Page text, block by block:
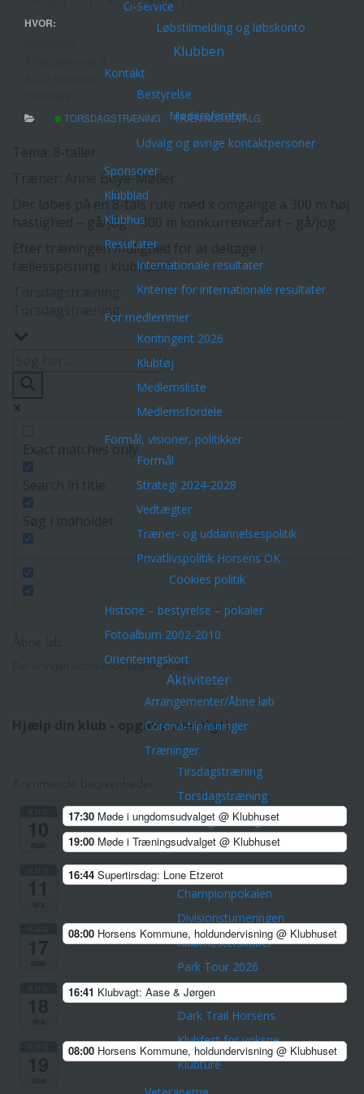
O-Service
Løbstilmelding og løbskonto
Klubben
Kontakt
Bestyrelse
Mødereferater
Udvalg og øvrige kontaktpersoner
Sponsorer
Klubblad
Klubhus
Resultater
Internationale resultater
Kriterier for internationale resultater
For medlemmer
Kontingent 2026
Klubtøj
Medlemsliste
Medlemsfordele
Formål, visioner, politikker
Formål
Strategi 2024-2028
Vedtægter
Træner- og uddannelsespolitik
Privatlivspolitik Horsens OK
Cookies politik
Historie – bestyrelse – pokaler
Fotoalbum 2002-2010
Orienteringskort
Aktiviteter
Arrangementer/Åbne løb
Corona-tilpasninger
Træninger
Tirsdagstræning
Torsdagstræning
Lørdagstræning
Teknisk træning
Øvrige aktiviteter
Championpokalen
Divisionsturneringen
Klubmesterskaber
Park Tour 2026
Nytårsløb 2025
Dark Trail Horsens
Klubfest for voksne
Klubture
HVOR:
TORSDAGSTRÆNING TRÆNINGSUDVALG
Træner: Anne Boye-Møller
Der løbes på en 8-tals rute med x omgange a 300 m høj
hastighed – gå/jog – 800 m konkurrencefart – gå/jog.
Efter træningen mulighed for at deltage i
fællesspisning i klubhuset.
Indlægsnavigation
Torsdagstræning
Exact matches only
Der er ingen kommende begivenheder.
Hjælp din klub - opgave oversigt!
17:30 Møde i ungdomsudvalget @ Klubhuset
19:00 Møde i Træningsudvalget @ Klubhuset
16:44 Supertirsdag: Lone Etzerot
08:00 Horsens Kommune, holdundervisning @ Klubhuset
16:41 Klubvagt: Aase & Jørgen
08:00 Horsens Kommune, holdundervisning @ Klubhuset